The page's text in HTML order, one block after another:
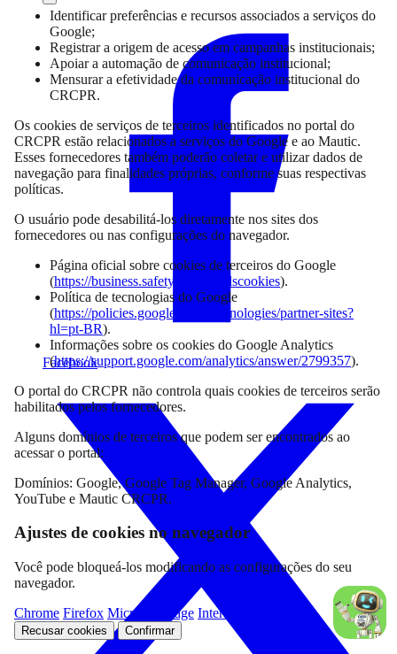
Compartilhar
Facebook
Identificar preferências e recursos associados a serviços do
Google;
Registrar a origem de acesso em campanhas institucionais;
Apoiar a automação de comunicação institucional;
Mensurar a efetividade da comunicação institucional do
CRCPR.
Os cookies de serviços de terceiros identificados no portal do
CRCPR estão relacionados a serviços do Google e ao Mautic.
Esses fornecedores também poderão coletar e utilizar dados de
navegação para finalidades próprias, conforme suas respectivas
políticas.
O usuário pode desabilitá-los diretamente nos sites dos
fornecedores ou nas configurações do navegador.
Página oficial sobre cookies de terceiros do Google
(https://business.safety.google/adscookies).
Política de tecnologias do Google
(https://policies.google.com/technologies/partner-sites?
hl=pt-BR).
Informações sobre os cookies do Google Analytics
(https://support.google.com/analytics/answer/2799357).
O portal do CRCPR não controla quais cookies de terceiros serão
habilitados pelos fornecedores.
Alguns domínios de terceiros que podem ser encontrados ao
acessar o portal:
Domínios: Google, Google Tag Manager, Google Analytics,
YouTube e Mautic CRCPR.
Ajustes de cookies no navegador
Você pode bloqueá-los modificando as configurações do seu
navegador.
Chrome Firefox Microsoft Edge Internet Explorer
Recusar cookies Confirmar